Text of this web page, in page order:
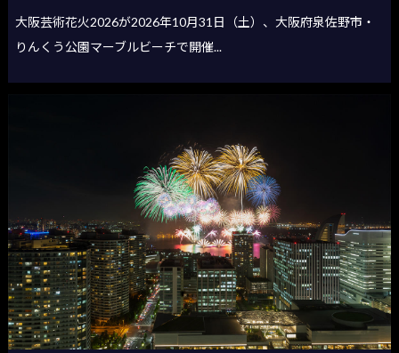
大阪芸術花火2026が2026年10月31日（土）、大阪府泉佐野市・
りんくう公園マーブルビーチで開催...